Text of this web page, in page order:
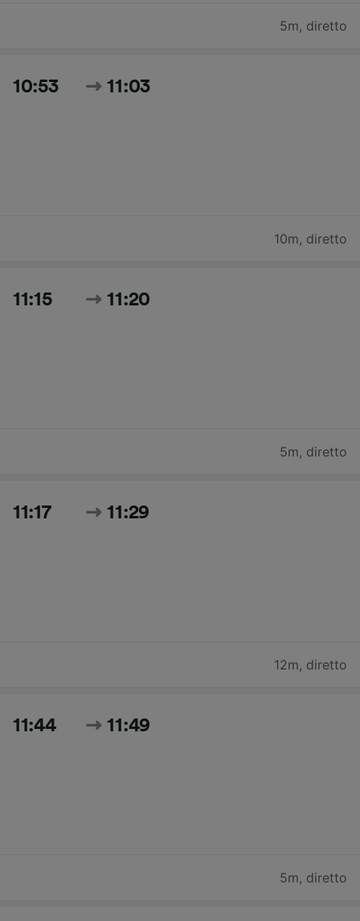
5m, diretto
10:53 11:03
10m, diretto
11:15 11:20
5m, diretto
11:17 11:29
12m, diretto
11:44 11:49
5m, diretto